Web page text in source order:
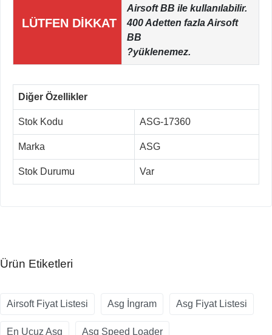
LÜTFEN DİKKAT
Airsoft BB ile kullanılabilir.
400 Adetten fazla Airsoft
BB
?yüklenemez.
Diğer Özellikler
Stok Kodu ASG-17360
Marka ASG
Stok Durumu Var
Ürün Etiketleri
Airsoft Fiyat Listesi Asg İngram Asg Fiyat Listesi
En Ucuz Asg Asg Speed Loader